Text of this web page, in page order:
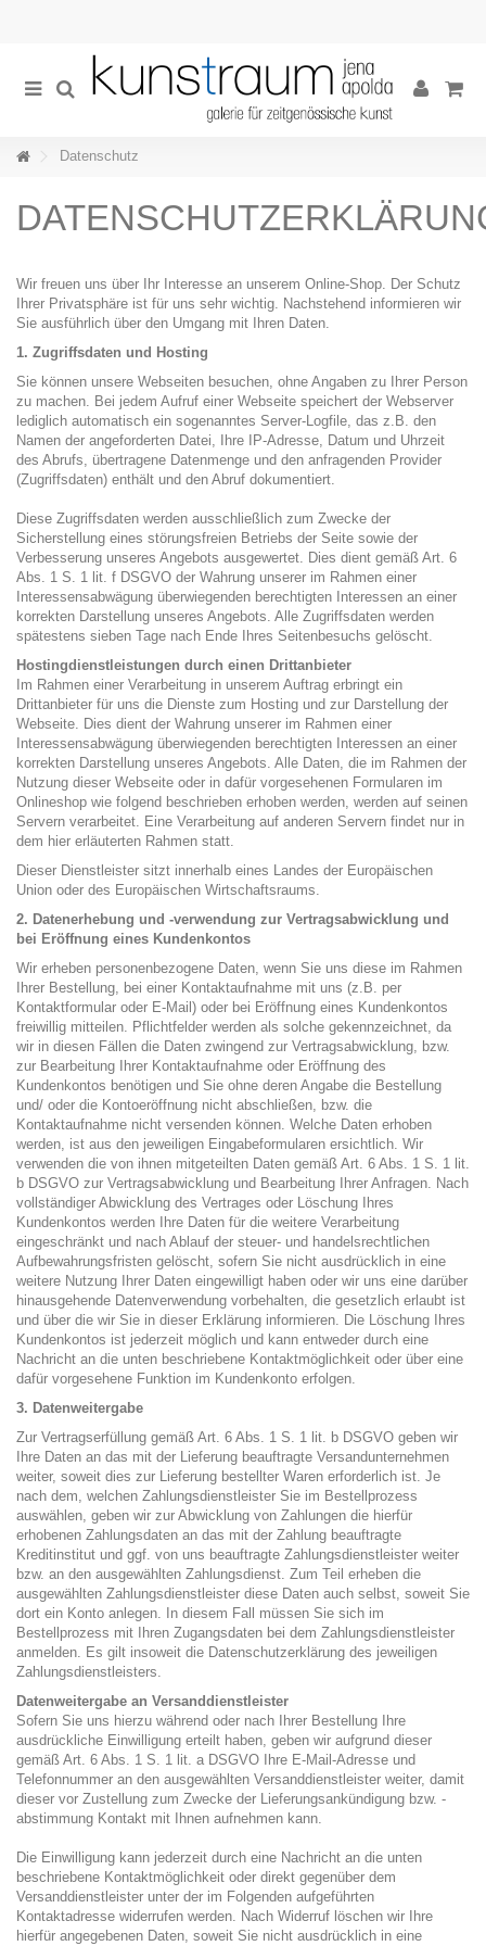
Datenschutz
Wir freuen uns über Ihr Interesse an unserem Online-Shop. Der Schutz
Ihrer Privatsphäre ist für uns sehr wichtig. Nachstehend informieren wir
Sie ausführlich über den Umgang mit Ihren Daten.
1. Zugriffsdaten und Hosting
Sie können unsere Webseiten besuchen, ohne Angaben zu Ihrer Person
zu machen. Bei jedem Aufruf einer Webseite speichert der Webserver
lediglich automatisch ein sogenanntes Server-Logfile, das z.B. den
Namen der angeforderten Datei, Ihre IP-Adresse, Datum und Uhrzeit
des Abrufs, übertragene Datenmenge und den anfragenden Provider
(Zugriffsdaten) enthält und den Abruf dokumentiert.
Diese Zugriffsdaten werden ausschließlich zum Zwecke der
Sicherstellung eines störungsfreien Betriebs der Seite sowie der
Verbesserung unseres Angebots ausgewertet. Dies dient gemäß Art. 6
Abs. 1 S. 1 lit. f DSGVO der Wahrung unserer im Rahmen einer
Interessensabwägung überwiegenden berechtigten Interessen an einer
korrekten Darstellung unseres Angebots. Alle Zugriffsdaten werden
spätestens sieben Tage nach Ende Ihres Seitenbesuchs gelöscht.
Hostingdienstleistungen durch einen Drittanbieter
Im Rahmen einer Verarbeitung in unserem Auftrag erbringt ein
Drittanbieter für uns die Dienste zum Hosting und zur Darstellung der
Webseite. Dies dient der Wahrung unserer im Rahmen einer
Interessensabwägung überwiegenden berechtigten Interessen an einer
korrekten Darstellung unseres Angebots. Alle Daten, die im Rahmen der
Nutzung dieser Webseite oder in dafür vorgesehenen Formularen im
Onlineshop wie folgend beschrieben erhoben werden, werden auf seinen
Servern verarbeitet. Eine Verarbeitung auf anderen Servern findet nur in
dem hier erläuterten Rahmen statt.
Dieser Dienstleister sitzt innerhalb eines Landes der Europäischen
Union oder des Europäischen Wirtschaftsraums.
2. Datenerhebung und -verwendung zur Vertragsabwicklung und
bei Eröffnung eines Kundenkontos
Wir erheben personenbezogene Daten, wenn Sie uns diese im Rahmen
Ihrer Bestellung, bei einer Kontaktaufnahme mit uns (z.B. per
Kontaktformular oder E-Mail) oder bei Eröffnung eines Kundenkontos
freiwillig mitteilen. Pflichtfelder werden als solche gekennzeichnet, da
wir in diesen Fällen die Daten zwingend zur Vertragsabwicklung, bzw.
zur Bearbeitung Ihrer Kontaktaufnahme oder Eröffnung des
Kundenkontos benötigen und Sie ohne deren Angabe die Bestellung
und/ oder die Kontoeröffnung nicht abschließen, bzw. die
Kontaktaufnahme nicht versenden können. Welche Daten erhoben
werden, ist aus den jeweiligen Eingabeformularen ersichtlich. Wir
verwenden die von ihnen mitgeteilten Daten gemäß Art. 6 Abs. 1 S. 1 lit.
b DSGVO zur Vertragsabwicklung und Bearbeitung Ihrer Anfragen. Nach
vollständiger Abwicklung des Vertrages oder Löschung Ihres
Kundenkontos werden Ihre Daten für die weitere Verarbeitung
eingeschränkt und nach Ablauf der steuer- und handelsrechtlichen
Aufbewahrungsfristen gelöscht, sofern Sie nicht ausdrücklich in eine
weitere Nutzung Ihrer Daten eingewilligt haben oder wir uns eine darüber
hinausgehende Datenverwendung vorbehalten, die gesetzlich erlaubt ist
und über die wir Sie in dieser Erklärung informieren. Die Löschung Ihres
Kundenkontos ist jederzeit möglich und kann entweder durch eine
Nachricht an die unten beschriebene Kontaktmöglichkeit oder über eine
dafür vorgesehene Funktion im Kundenkonto erfolgen.
3. Datenweitergabe
Zur Vertragserfüllung gemäß Art. 6 Abs. 1 S. 1 lit. b DSGVO geben wir
Ihre Daten an das mit der Lieferung beauftragte Versandunternehmen
weiter, soweit dies zur Lieferung bestellter Waren erforderlich ist. Je
nach dem, welchen Zahlungsdienstleister Sie im Bestellprozess
auswählen, geben wir zur Abwicklung von Zahlungen die hierfür
erhobenen Zahlungsdaten an das mit der Zahlung beauftragte
Kreditinstitut und ggf. von uns beauftragte Zahlungsdienstleister weiter
bzw. an den ausgewählten Zahlungsdienst. Zum Teil erheben die
ausgewählten Zahlungsdienstleister diese Daten auch selbst, soweit Sie
dort ein Konto anlegen. In diesem Fall müssen Sie sich im
Bestellprozess mit Ihren Zugangsdaten bei dem Zahlungsdienstleister
anmelden. Es gilt insoweit die Datenschutzerklärung des jeweiligen
Zahlungsdienstleisters.
Datenweitergabe an Versanddienstleister
Sofern Sie uns hierzu während oder nach Ihrer Bestellung Ihre
ausdrückliche Einwilligung erteilt haben, geben wir aufgrund dieser
gemäß Art. 6 Abs. 1 S. 1 lit. a DSGVO Ihre E-Mail-Adresse und
Telefonnummer an den ausgewählten Versanddienstleister weiter, damit
dieser vor Zustellung zum Zwecke der Lieferungsankündigung bzw. -
abstimmung Kontakt mit Ihnen aufnehmen kann.
Die Einwilligung kann jederzeit durch eine Nachricht an die unten
beschriebene Kontaktmöglichkeit oder direkt gegenüber dem
Versanddienstleister unter der im Folgenden aufgeführten
Kontaktadresse widerrufen werden. Nach Widerruf löschen wir Ihre
hierfür angegebenen Daten, soweit Sie nicht ausdrücklich in eine